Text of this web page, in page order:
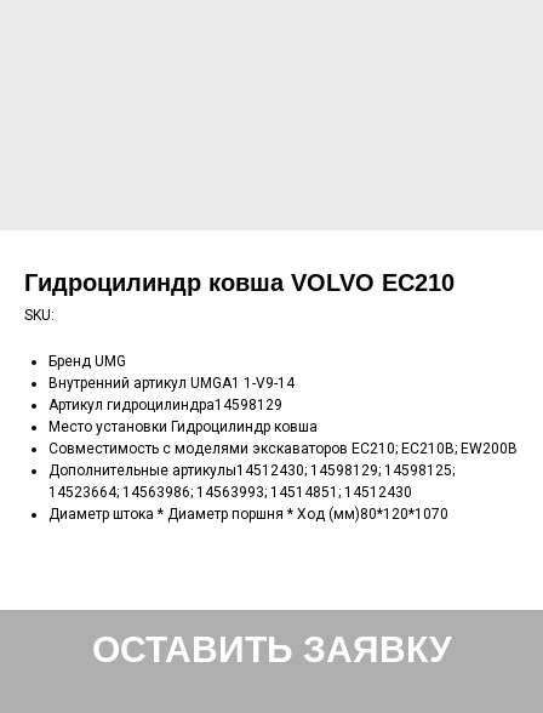
Гидроцилиндр ковша VOLVO EC210
SKU:
Бренд UMG
Внутренний артикул UMGA1 1-V9-14
Артикул гидроцилиндра14598129
Место установки Гидроцилиндр ковша
Совместимость с моделями экскаваторов EC210; EC210B; EW200B
Дополнительные артикулы14512430; 14598129; 14598125;
14523664; 14563986; 14563993; 14514851; 14512430
Диаметр штока * Диаметр поршня * Ход (мм)80*120*1070
ОСТАВИТЬ ЗАЯВКУ